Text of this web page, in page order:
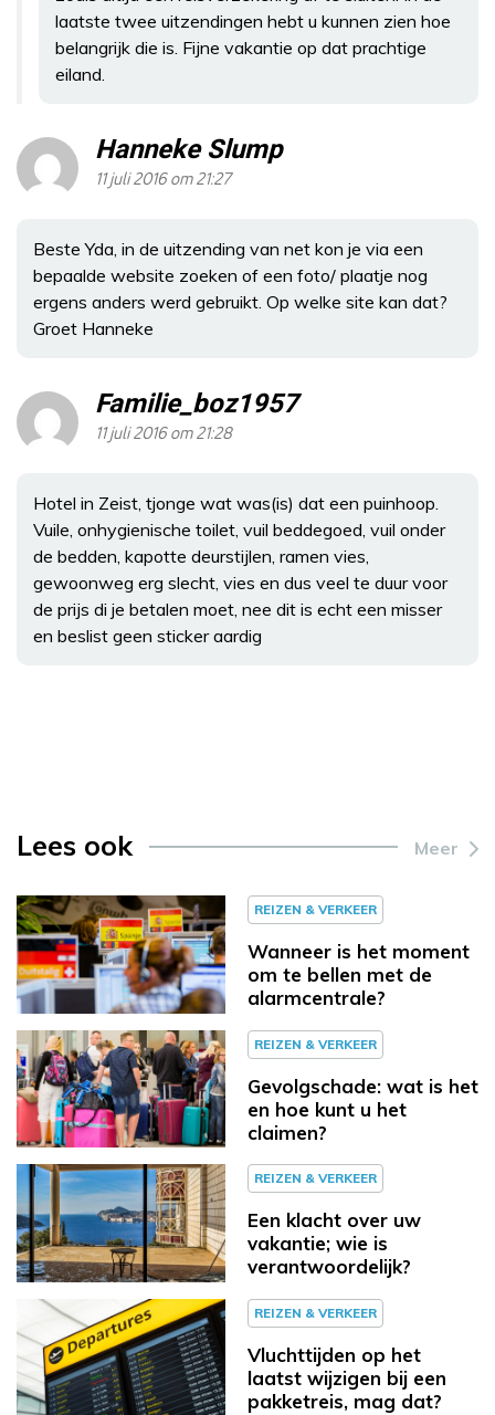
laatste twee uitzendingen hebt u kunnen zien hoe
belangrijk die is. Fijne vakantie op dat prachtige
eiland.
Hanneke Slump
11 juli 2016 om 21:27
Beste Yda, in de uitzending van net kon je via een
bepaalde website zoeken of een foto/ plaatje nog
ergens anders werd gebruikt. Op welke site kan dat?
Groet Hanneke
Familie_boz1957
11 juli 2016 om 21:28
Hotel in Zeist, tjonge wat was(is) dat een puinhoop.
Vuile, onhygienische toilet, vuil beddegoed, vuil onder
de bedden, kapotte deurstijlen, ramen vies,
gewoonweg erg slecht, vies en dus veel te duur voor
de prijs di je betalen moet, nee dit is echt een misser
en beslist geen sticker aardig
Lees ook Meer
REIZEN & VERKEER
Wanneer is het moment
om te bellen met de
alarmcentrale?
REIZEN & VERKEER
Gevolgschade: wat is het
en hoe kunt u het
claimen?
REIZEN & VERKEER
Een klacht over uw
vakantie; wie is
verantwoordelijk?
REIZEN & VERKEER
Vluchttijden op het
laatst wijzigen bij een
pakketreis, mag dat?